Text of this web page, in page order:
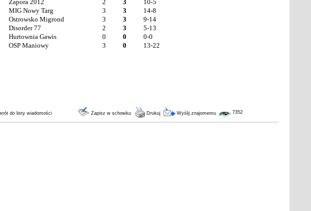
Zapora 2012 2 3
10-5
MIG Nowy Targ 3 3
14-8
Ostrowsko Migrond 3 3
9-14
Disorder 77 2 3
5-13
Hurtownia Gawis 0 0
0-0
OSP Maniowy 3 0 13-22
do listy wiadomości Zapisz w schowku Drukuj Wyślij znajomemu 7352